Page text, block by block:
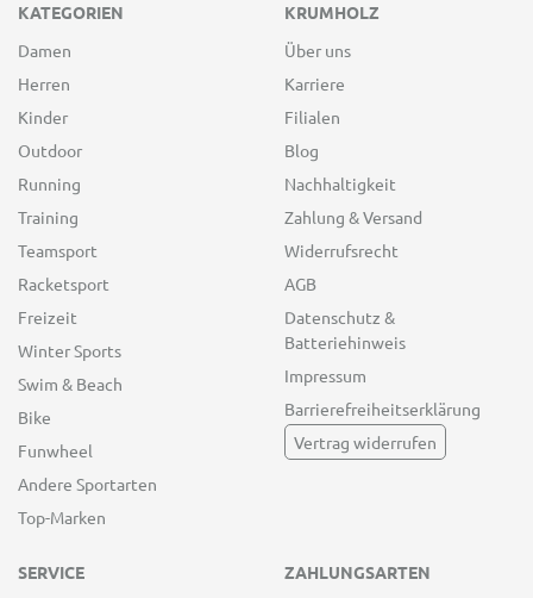
KATEGORIEN
Damen
Herren
Kinder
Outdoor
Running
Training
Teamsport
Racketsport
Freizeit
Winter Sports
Swim & Beach
Bike
Funwheel
Andere Sportarten
Top-Marken
KRUMHOLZ
Über uns
Karriere
Filialen
Blog
Nachhaltigkeit
Zahlung & Versand
Widerrufsrecht
AGB
Datenschutz &
Batteriehinweis
Impressum
Barrierefreiheitserklärung
Vertrag widerrufen
SERVICE
ZAHLUNGSARTEN